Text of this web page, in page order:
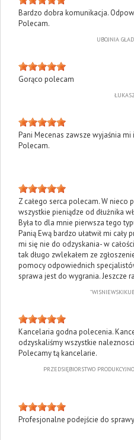
Bardzo dobra komunikacja.
Polecam.
UBOJNIA
Gorąco polecam
Pani Mecenas zawsze wyjaśnia
Polecam.
Z całego serca polecam. W nieco
wszystkie pieniądze od dłużnika
Była to dla mnie pierwsza tego
Panią Ewą bardzo ułatwił mi cały
mi się nie do odzyskania- w
tak długo zwlekałem ze
pomocy odpowiednich
sprawa jest do wygrania. Jeszcze
Kancelaria godna polecenia.
odzyskaliśmy wszystkie
Polecamy tą kancelarie.
PRZEDSIĘBIORSTWO
Profesjonalne podejście do sprawy